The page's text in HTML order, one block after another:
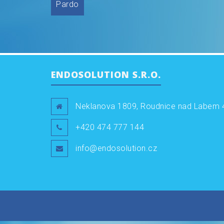
pro
Pardo
ENDOSOLUTION S.R.O.
Neklanova 1809, Roudnice nad Labem
+420 474 777 144
info@endosolution.cz